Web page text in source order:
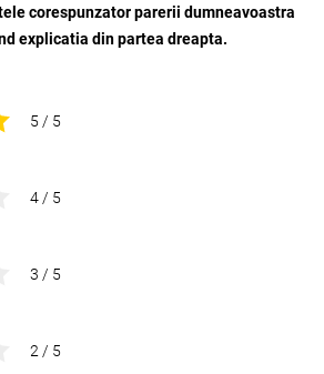
corespunzator parerii dumneavoastra
explicatia din partea dreapta.
5 / 5
4 / 5
3 / 5
2 / 5